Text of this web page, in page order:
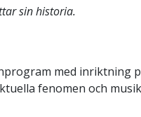
sin historia.
med inriktning
fenomen och